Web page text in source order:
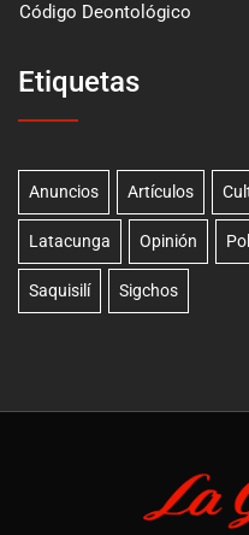
Código Deontológico
Etiquetas
Anuncios Artículos
Latacunga Opinión
Saquisilí Sigchos